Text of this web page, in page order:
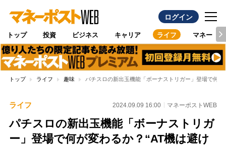
ログイン
トップ 投資 ビジネス キャリア ライフ マネー
トップ ライフ 趣味 パチスロの新出玉機能「ボーナストリガー」登場で何
ライフ 2024.09.09 16:00 マネーポストWEB
パチスロの新出玉機能「ボーナストリガ
ー」登場で何が変わるか？“AT機は避け